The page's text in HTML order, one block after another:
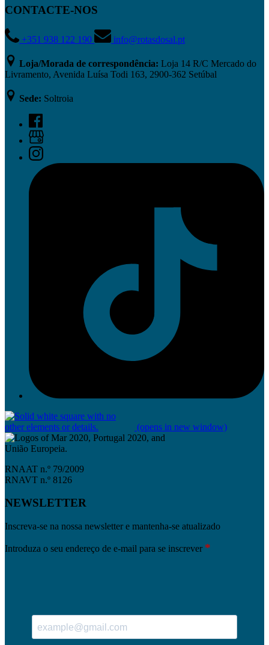
CONTACTE-NOS
+351 938 122 190 info@rotasdosal.pt
Loja/Morada de correspondência: Loja 14 R/C Mercado do
Livramento, Avenida Luísa Todi 163, 2900-362 Setúbal
Sede: Soltroia
(opens in new window)
RNAAT n.º 79/2009
RNAVT n.º 8126
NEWSLETTER
Inscreva-se na nossa newsletter e mantenha-se atualizado
Introduza o seu endereço de e-mail para se inscrever *